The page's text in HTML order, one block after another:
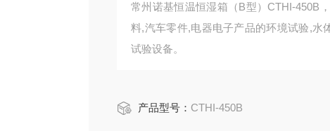
常州诺基恒温恒湿箱（B型）CTHI-450B
料,汽车零件,电器电子产品的环境试验,水
试验设备。
产品型号： CTHI-450B